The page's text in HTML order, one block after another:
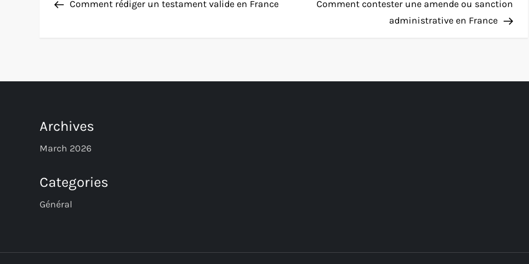
t
a
v
i
g
PostComment rédiger un testament valide en France
Comment contester une amende ou sanction
administrative en France
Archives
March 2026
Categories
Général